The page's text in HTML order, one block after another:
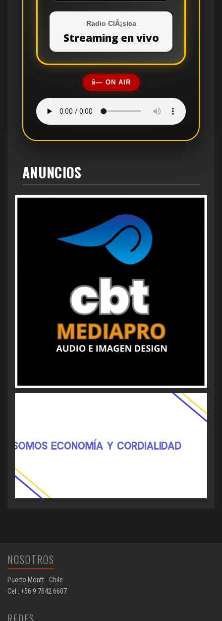
Radio ClÃ¡sica
Streaming en vivo
â— ON AIR
ANUNCIOS
NOSOTROS
Puerto Montt - Chile
Cel.: +56 9 7642 6607